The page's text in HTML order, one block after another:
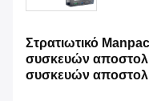
Στρατιωτικό
συσκευών
συσκευών